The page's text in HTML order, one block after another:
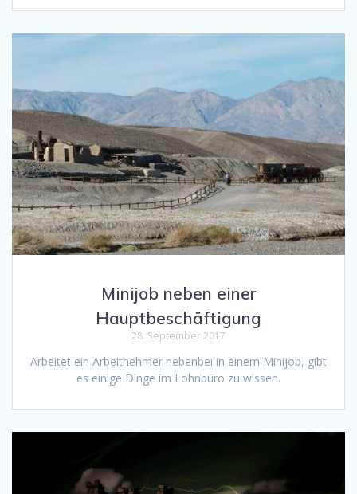
Minijob neben einer
Hauptbeschäftigung
28. September 2017
Arbeitet ein Arbeitnehmer nebenbei in einem Minijob, gibt
es einige Dinge im Lohnbüro zu wissen.